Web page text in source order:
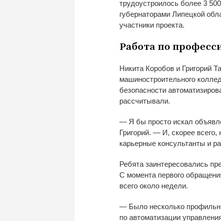
трудоустроилось более 3
губернаторами Липецкой
участники проекта.
Работа по
Никита Коробов и Григорий
машиностроительного
безопасности
рассчитывали.
— Я бы просто искал
Григорий. — И, скорее всего,
карьерные консультанты и
Ребята заинтересовались
С момента первого
всего около недели.
— Было несколько
по автоматизации